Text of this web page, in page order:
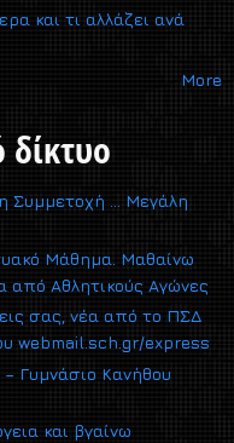
και τι αλλάζει ανά
More
Συμμετοχή … Μεγάλη
Μάθημα. Μαθαίνω
από Αθλητικούς Αγώνες
σας, νέα από το ΠΣΔ
webmail.sch.gr/express
Γυμνάσιο Κανήθου
και βγαίνω